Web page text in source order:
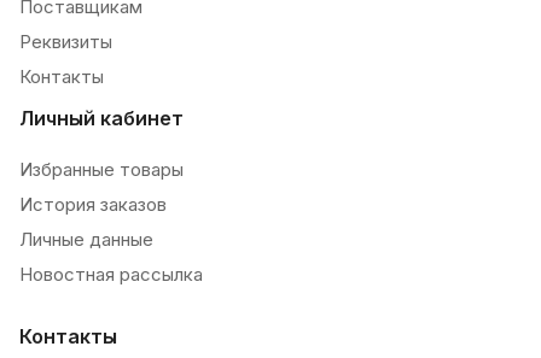
Поставщикам
Реквизиты
Контакты
Личный кабинет
Избранные товары
История заказов
Личные данные
Новостная рассылка
Контакты